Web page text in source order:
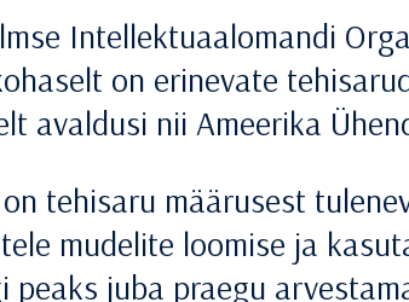
Intellektuaalomandi
on erinevate
avaldusi nii Ameerika
tehisaru määrusest
mudelite loomise ja
peaks juba praegu